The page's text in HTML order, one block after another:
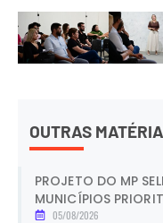
OUTRAS
PROJETO DO MP
MUNICÍPIOS
05/08/2026